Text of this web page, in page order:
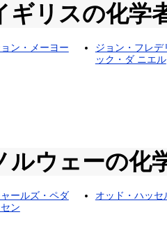
ギリスの化学
ン・メーヨー
ジョン・フレデ
ック・ダ ニエル
ルウェーの化
ールズ・ペダ
ン
オッド・ハッセ